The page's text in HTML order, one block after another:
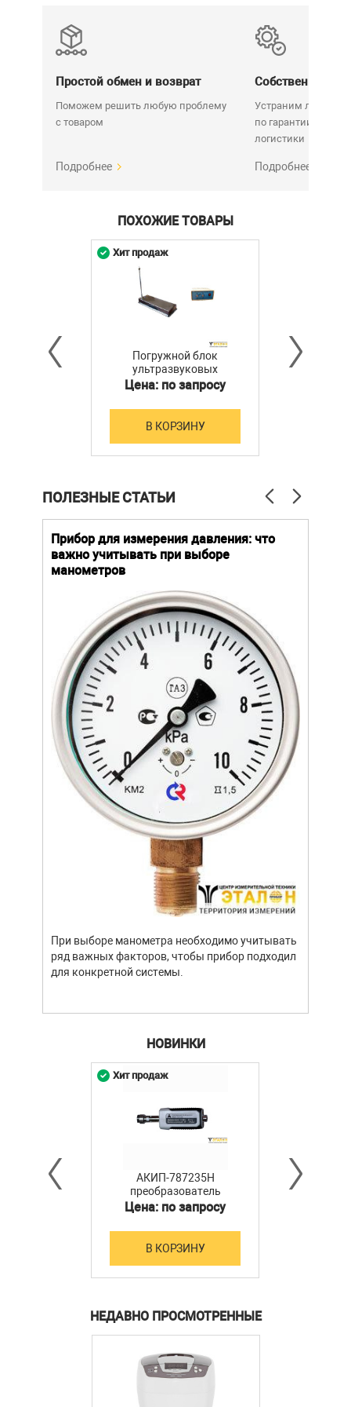
Материал: нержавеющая сталь, пластик
Частота ультразвука: 35 кГц
Емкость: 2000 мл
мм
Простой обмен и возврат
Поможем решить любую проблему
с товаром
Подробнее
Собственный
Устраним любую
по гарантии. Срок
логистики
Подробнее
ПОХОЖИЕ ТОВАРЫ
Погружной блок
ультразвуковых
излучателей УЗП-20
Цена: по запросу
В КОРЗИНУ
Хит продаж
ПОЛЕЗНЫЕ СТАТЬИ
Прибор для измерения давления: что
важно учитывать при выборе
манометров
При выборе манометра необходимо учитывать
ряд важных факторов, чтобы прибор подходил
для конкретной системы.
НОВИНКИ
АКИП-787235H
преобразователь
мощности
Цена: по запросу
В КОРЗИНУ
Хит продаж
НЕДАВНО ПРОСМОТРЕННЫЕ